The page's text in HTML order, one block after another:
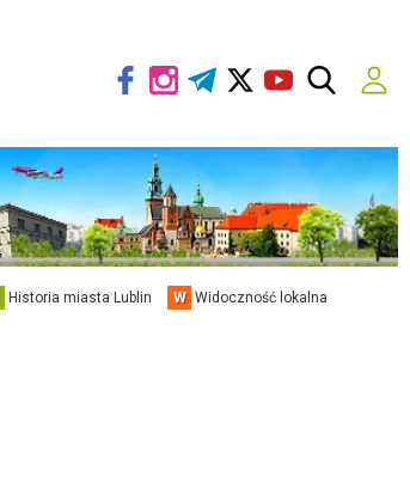
Historia miasta Lublin W Widoczność lokalna